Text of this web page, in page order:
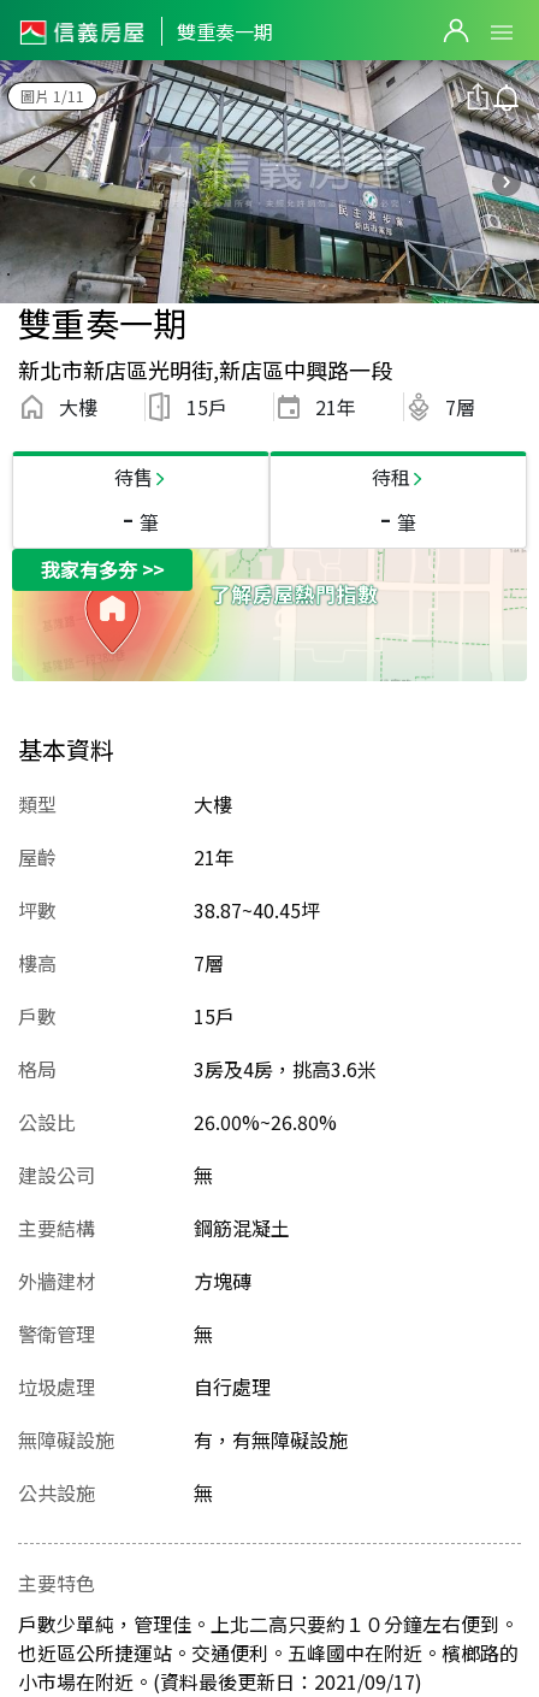
雙重奏一期
圖片 1/11
雙重奏一期
新北市新店區光明街,新店區中興路一段
大樓 15戶 21年 7層
待售
- 筆
待租
- 筆
我家有多夯>>
基本資料
類型
大樓
屋齡
21年
坪數
38.87~40.45坪
樓高
7層
戶數
15戶
格局
3房及4房，挑高3.6米
公設比
26.00%~26.80%
建設公司
無
主要結構
鋼筋混凝土
外牆建材
方塊磚
警衛管理
無
垃圾處理
自行處理
無障礙設施
有，有無障礙設施
公共設施
無
主要特色
戶數少單純，管理佳。上北二高只要約１０分鐘左右便到。
也近區公所捷運站。交通便利。五峰國中在附近。檳榔路的
小市場在附近。(資料最後更新日：2021/09/17)